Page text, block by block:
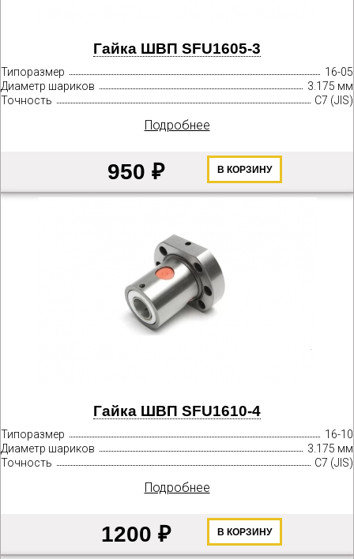
Гайка ШВП SFU1605-3
Типоразмер
16-05
Диаметр шариков
3.175 мм
Точность
C7 (JIS)
Подробнее
950 ₽ В КОРЗИНУ
Гайка ШВП SFU1610-4
Типоразмер
16-10
Диаметр шариков
3.175 мм
Точность
C7 (JIS)
Подробнее
1200 ₽ В КОРЗИНУ